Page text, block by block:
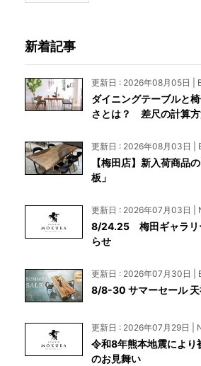
新着記事
更新日 : 2026年08月05日 |
ダイニングテーブルと
さとは？ 差尺の計算
更新日 : 2026年08月03日 |
【梅田店】新入荷商品
板」
更新日 : 2026年07月03日 |
8/24.25 梅田ギャラリ
らせ
更新日 : 2026年07月30日 |
8/8-30 サマーセール 天
更新日 : 2026年07月29日 |
令和8年熊本地震により
のお見舞い